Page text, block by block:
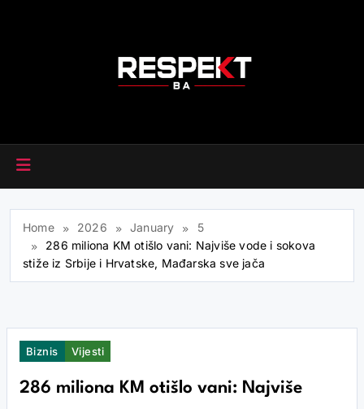
Home 2026 January
5
286 miliona KM otišlo vani: Najviše vode i sokova
stiže iz Srbije i Hrvatske, Mađarska sve jača
Biznis Vijesti
286 miliona KM otišlo vani: Najviše